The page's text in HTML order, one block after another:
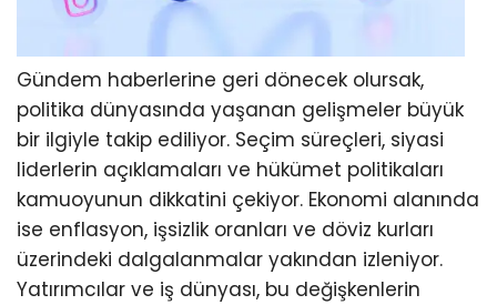
Gündem haberlerine geri dönecek olursak,
politika dünyasında yaşanan gelişmeler büyük
bir ilgiyle takip ediliyor. Seçim süreçleri, siyasi
liderlerin açıklamaları ve hükümet politikaları
kamuoyunun dikkatini çekiyor. Ekonomi alanında
ise enflasyon, işsizlik oranları ve döviz kurları
üzerindeki dalgalanmalar yakından izleniyor.
Yatırımcılar ve iş dünyası, bu değişkenlerin